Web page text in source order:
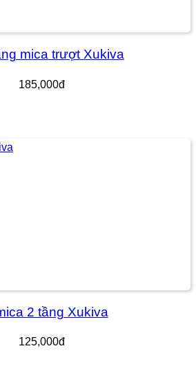
mica trượt Xukiva
185,000đ
2 tầng Xukiva
125,000đ